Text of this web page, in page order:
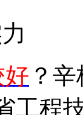
？
工程